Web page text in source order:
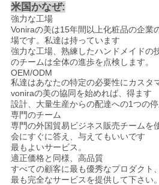
米国かなぜ:
強力な工場
Voniraの美は15年間以上化粧品の企業
場です。私達は持っています
強力な工場、熟練したハンドメイドの
のチームは全体の進歩を点検します。
OEM/ODM
私達はあなたの特定の必要性にカスタ
voniraの美の協同を始めれば、得ます
設計、大量生産からの配達への1つの停
専門のチーム
専門の外国貿易ビジネス販売チームを
会にすぐに答え、与えてもいいです
最もよいサービス。
適正価格と同様、高品質
すべての顧客に最も優秀なプロダクト
最も完全なサービスを提供して下さい。